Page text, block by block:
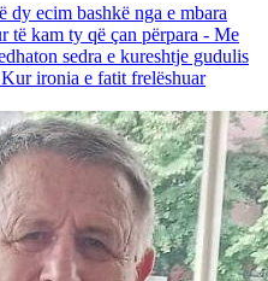
ecim bashkë nga e mbara
të kam ty që çan përpara - Me
sedra e kureshtje gudulis
ironia e fatit frelëshuar